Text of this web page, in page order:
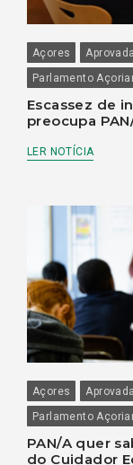
Açores
Parlamento
Escassez de
preocupa
LER NOTÍCIA
Açores
Parlamento
PAN/A quer
do Cuidador